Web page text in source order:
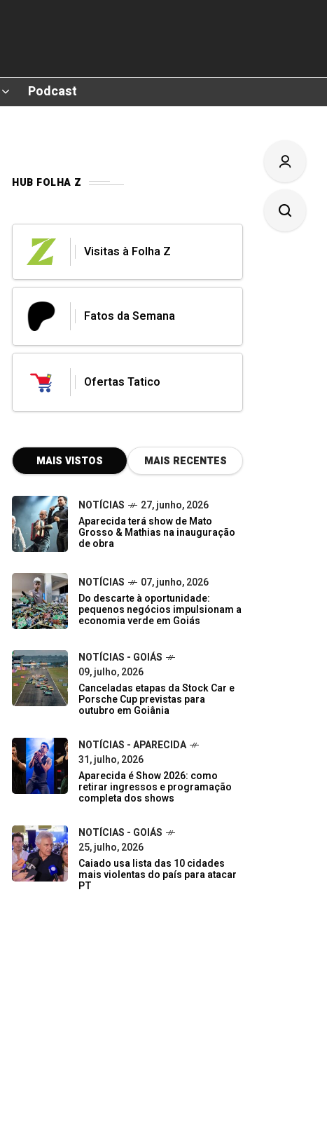
Podcast
HUB FOLHA Z
Visitas à Folha Z
Fatos da Semana
Ofertas Tatico
MAIS VISTOS MAIS RECENTES
NOTÍCIAS
27, junho, 2026
Aparecida terá show de Mato
Grosso & Mathias na inauguração
de obra
NOTÍCIAS
07, junho, 2026
Do descarte à oportunidade:
pequenos negócios impulsionam a
economia verde em Goiás
NOTÍCIAS - GOIÁS
09, julho, 2026
Canceladas etapas da Stock Car e
Porsche Cup previstas para
outubro em Goiânia
NOTÍCIAS - APARECIDA
31, julho, 2026
Aparecida é Show 2026: como
retirar ingressos e programação
completa dos shows
NOTÍCIAS - GOIÁS
25, julho, 2026
Caiado usa lista das 10 cidades
mais violentas do país para atacar
PT